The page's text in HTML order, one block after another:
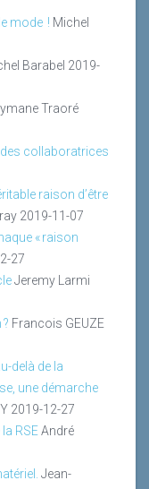
mode ! Michel
Barabel 2019-
Traoré
des collaboratrices
raison d’être
2019-11-07
« raison
27
Jeremy Larmi
Francois GEUZE
delà de la
une démarche
2019-12-27
RSEAndré
Jean-